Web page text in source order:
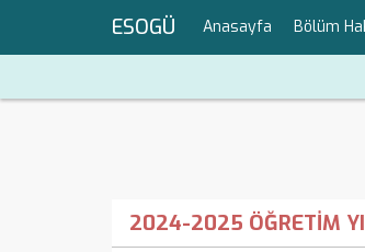
ESOGÜ Anasayfa Bölüm
2024-2025 ÖĞRETİM